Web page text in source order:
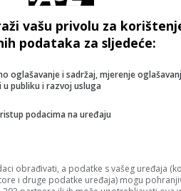
-
vašu privolu za
podataka za sljedeće:
oglašavanje i sadržaj, mjerenje
u publiku i razvoj usluga
podacima na uređaju
obrađivati, a podatke s vašeg uređaja
i druge podatke uređaja) mogu